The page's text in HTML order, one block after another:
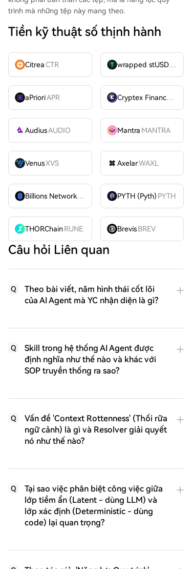
trình mà những tệp này mang theo.
Tiền kỹ thuật số thịnh hành
CitreaCTR wrapped stUSDT
aPrioriAPR Cryptex FinanceCTX
AudiusAUDIO Mantra MANTRA
VenusXVS AxelarWAXL
Billions Network
BILL PYTH (Pyth) PYTH
THORChainRUNE Brevis BREV
Câu hỏi Liên quan
Q
Theo bài viết, năm hình thái cốt lõi
của AI Agent mà YC nhận diện là gì?
Q
Skill trong hệ thống AI Agent được
định nghĩa như thế nào và khác với
SOP truyền thống ra sao?
Q
Vấn đề 'Context Rottenness' (Thối rữa
ngữ cảnh) là gì và Resolver giải quyết
nó như thế nào?
Q
Tại sao việc phân biệt công việc giữa
lớp tiềm ẩn (Latent - dùng LLM) và
lớp xác định (Deterministic - dùng
code) lại quan trọng?